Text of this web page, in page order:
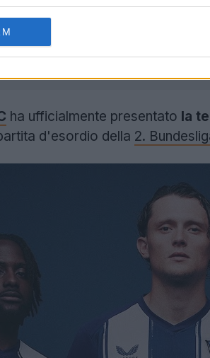
casalinga presenta le iconiche
si distingue per il suo colore
giocatori e quella in vendita.
ha ufficialmente presentato la
d'esordio della 2.